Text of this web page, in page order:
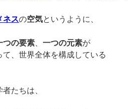
ネスの空気というように、
つの要素 、一つの元素が
て、世界全体を構成している
たちは、